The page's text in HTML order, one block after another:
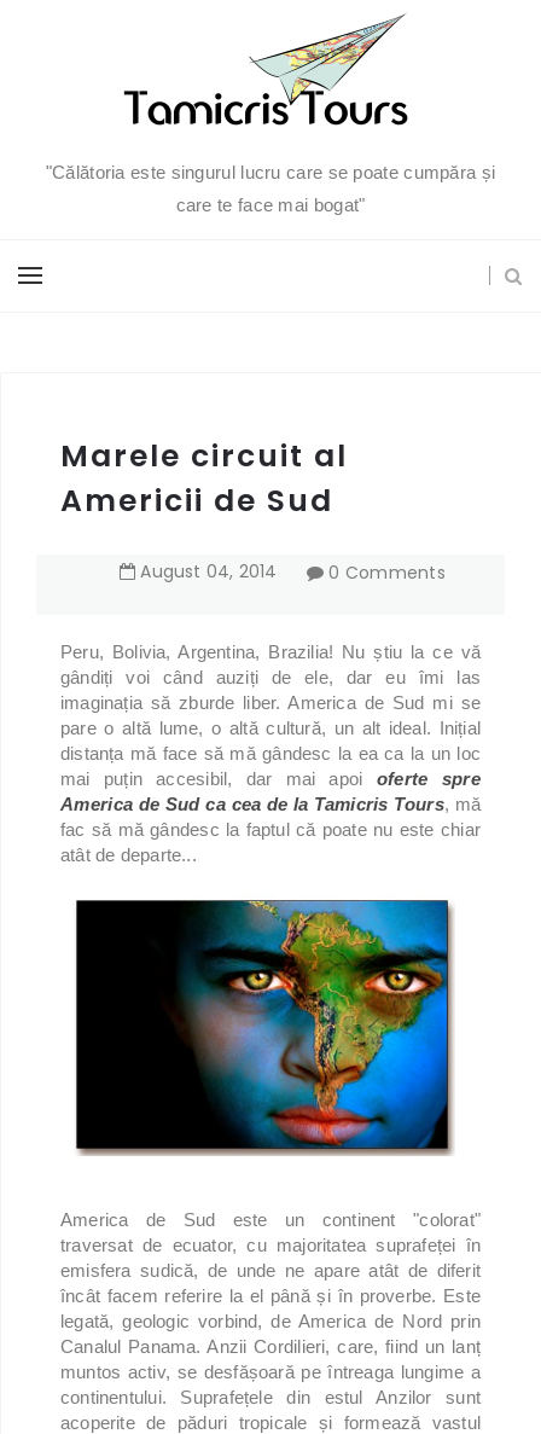
"Călătoria este singurul lucru care se poate cumpăra și
care te face mai bogat"
Marele circuit al
Americii de Sud
August 04, 2014 0 Comments
Peru, Bolivia, Argentina, Brazilia! Nu știu la ce vă
gândiți voi când auziți de ele, dar eu îmi las
imaginația să zburde liber. America de Sud mi se
pare o altă lume, o altă cultură, un alt ideal. Inițial
distanța mă face să mă gândesc la ea ca la un loc
mai puțin accesibil, dar mai apoi oferte spre
America de Sud ca cea de la Tamicris Tours, mă
fac să mă gândesc la faptul că poate nu este chiar
atât de departe...
America de Sud este un continent "colorat"
traversat de ecuator, cu majoritatea suprafeței în
emisfera sudică, de unde ne apare atât de diferit
încât facem referire la el până și în proverbe. Este
legată, geologic vorbind, de America de Nord prin
Canalul Panama. Anzii Cordilieri, care, fiind un lanț
muntos activ, se desfășoară pe întreaga lungime a
continentului. Suprafețele din estul Anzilor sunt
acoperite de păduri tropicale și formează vastul